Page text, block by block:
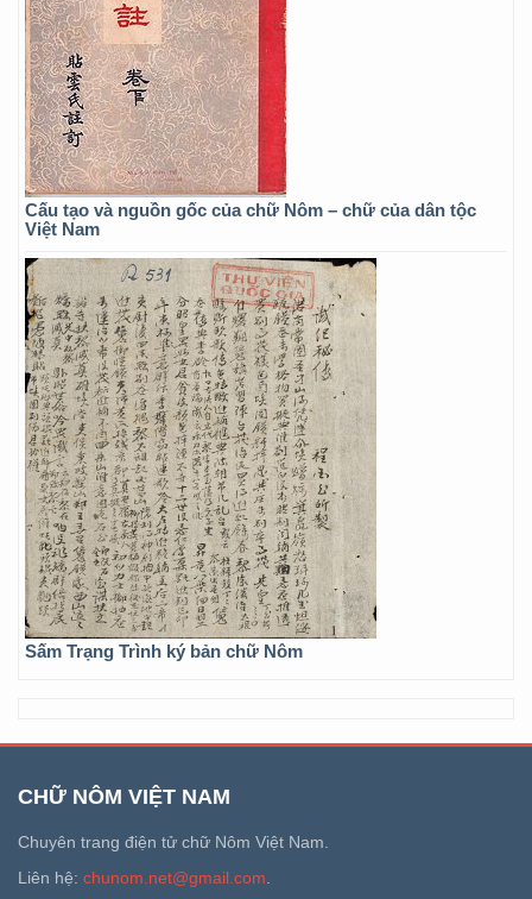
Cấu tạo và nguồn gốc của chữ Nôm – chữ của dân tộc
Việt Nam
Sấm Trạng Trình ký bản chữ Nôm
CHỮ NÔM VIỆT NAM
Chuyên trang điện tử chữ Nôm Việt Nam.
Liên hệ: chunom.net@gmail.com